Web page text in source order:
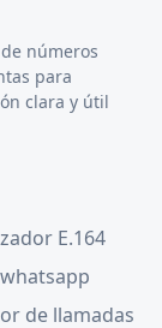
números
para
clara y útil
E.164
de llamadas